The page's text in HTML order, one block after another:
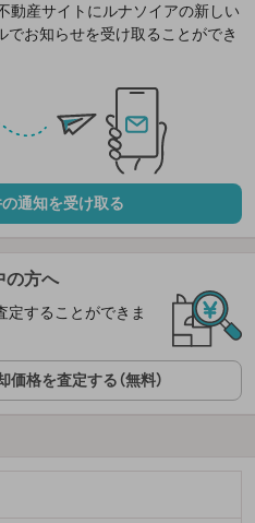
動産サイトにルナソイアの新しい
お知らせを受け取ることができ
通知を受け取る
の方へ
定することができま
格を査定する（無料）